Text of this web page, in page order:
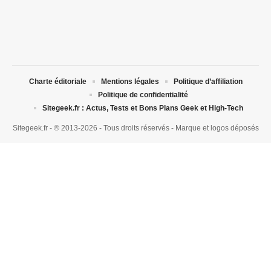
Sitegeek.fr - ® 2013-2026 - Tous droits réservés - Marque et logos déposés
Charte éditoriale Mentions légales
Politique d’affiliation
Politique de confidentialité
Sitegeek.fr : Actus, Tests et Bons Plans Geek et High-Tech